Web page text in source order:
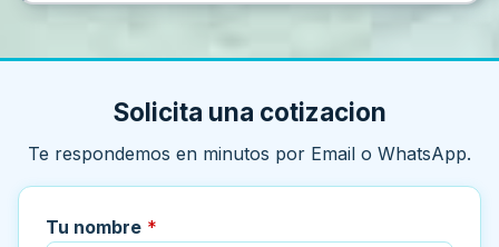
Solicita una cotizacion
Te respondemos en minutos por Email o WhatsApp.
Tu nombre *